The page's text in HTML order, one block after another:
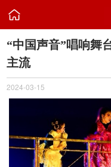

“中国声音”唱响舞
主流
2024-03-15